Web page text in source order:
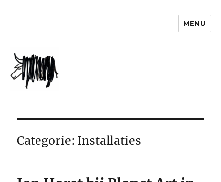
MENU
Categorie: Installaties